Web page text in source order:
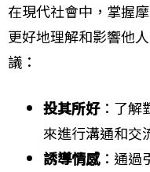
在現代社會中，掌握
更好地理解和影響他
議：
投其所好：了解
來進行溝通和交
誘導情感：通過